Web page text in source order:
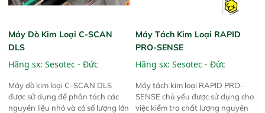
Máy Dò Kim Loại C-SCAN
DLS
Hãng sx: Sesotec - Đức
Máy dò kim loại C-SCAN DLS
được sử dụng để phân tách các
nguyên liệu nhỏ và có số lượng lớn
Máy Tách Kim Loại RAPID
PRO-SENSE
Hãng sx: Sesotec - Đức
Máy tách kim loại RAPID PRO-
SENSE chủ yếu được sử dụng cho
việc kiểm tra chất lượng nguyên